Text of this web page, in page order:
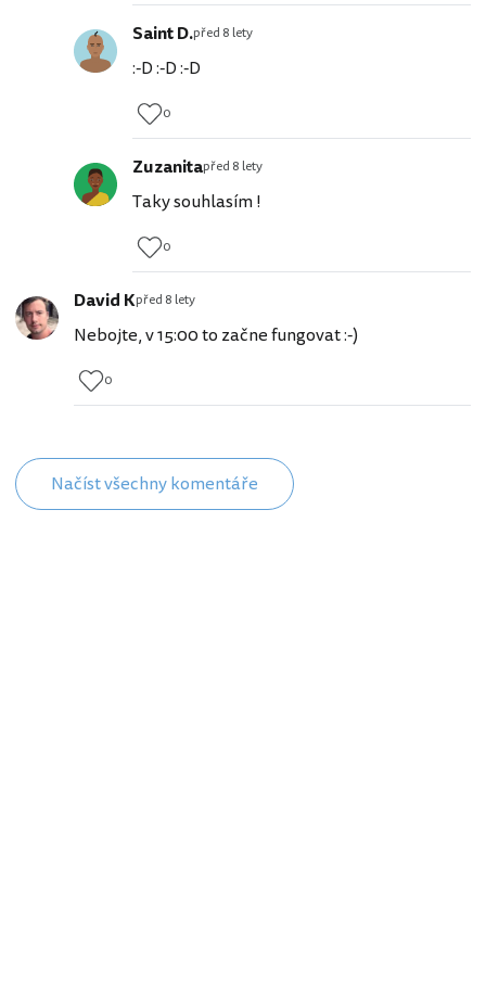
Saint D.před 8 lety
:-D :-D :-D
0
Zuzanitapřed 8 lety
Taky souhlasím !
0
David Kpřed 8 lety
Nebojte, v 15:00 to začne fungovat :-)
0
Načíst všechny komentáře